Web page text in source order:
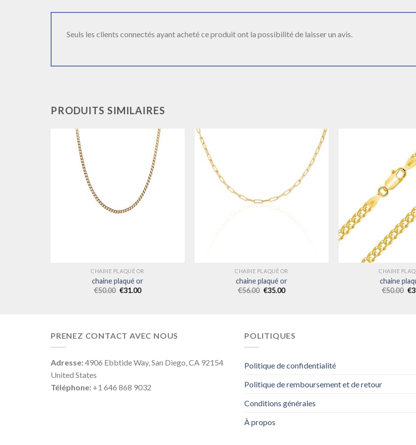
Seuls les clients connectés ayant acheté ce produit ont la possibilité de laisser un avis.
PRODUITS SIMILAIRES
CHAINE PLAQUÉ OR
chaine plaqué or
€50.00 €31.00
CHAINE PLAQUÉ OR
chaine plaqué or
€56.00 €35.00
CHAINE
chaine
€50.00 €
PRENEZ CONTACT AVEC NOUS
Adresse:4906 Ebbtide Way, San Diego, CA 92154
United States
Téléphone: +1 646 868 9032
POLITIQUES
Politique de confidentialité
Politique de remboursement et de retour
Conditions générales
À propos